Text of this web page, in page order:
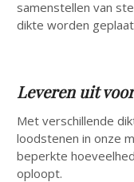
samenstellen van
dikte worden
Leveren uit
Met verschillende
loodstenen in onze
beperkte
oploopt.